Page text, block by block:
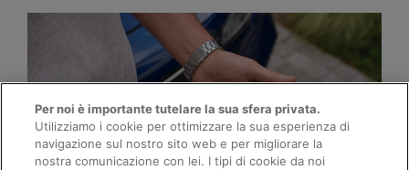
Per noi è importante tutelare la sua sfera privata.
Utilizziamo i cookie per ottimizzare la sua esperienza di
navigazione sul nostro sito web e per migliorare la
nostra comunicazione con lei. I tipi di cookie da noi